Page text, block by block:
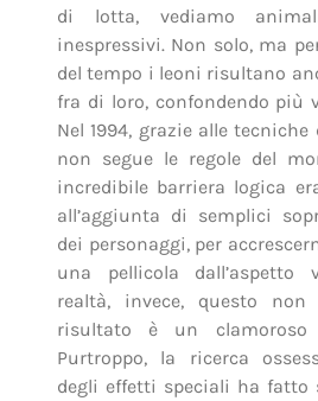
di lotta, vediamo
inespressivi. Non solo, ma
del tempo i leoni risultano
fra di loro, confondendo più
Nel 1994, grazie alle tecniche
non segue le regole del
incredibile barriera logica
all’aggiunta di semplici
dei personaggi, per
una pellicola dall’aspetto
realtà, invece, questo
risultato è un clamoroso
Purtroppo, la ricerca
degli effetti speciali ha fatto